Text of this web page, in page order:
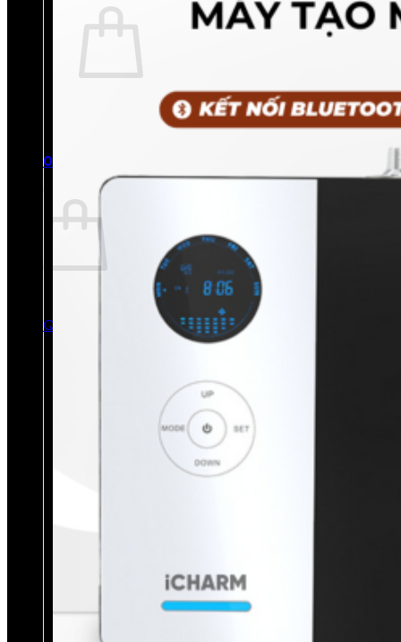
Chưa có sản phẩm trong giỏ hàng.
Quay trở lại cửa hàng
0
Giỏ hàng
Chưa có sản phẩm trong giỏ hàng.
Quay trở lại cửa hàng